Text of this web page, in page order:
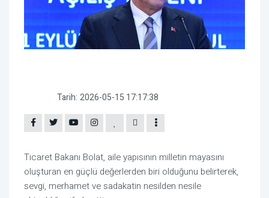
Tarih: 2026-05-15 17:17:38
Ticaret Bakanı Bolat, aile yapısının milletin mayasını
oluşturan en güçlü değerlerden biri olduğunu belirterek,
sevgi, merhamet ve sadakatin nesilden nesile